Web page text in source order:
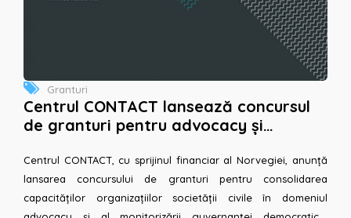
Granturi
Centrul CONTACT lansează concursul
de granturi pentru advocacy și
democratice
Centrul CONTACT, cu sprijinul financiar al Norvegiei, anunță
lansarea concursului de granturi pentru consolidarea
capacităților organizațiilor societății civile în domeniul